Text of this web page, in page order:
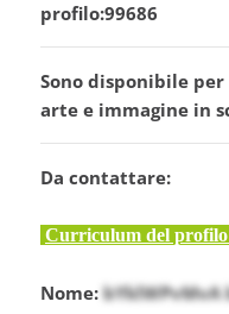
profilo:99686
Sono disponibile
arte e immagine in
Da contattare:
Curriculum del profilo
Nome:bYklWPvMvA